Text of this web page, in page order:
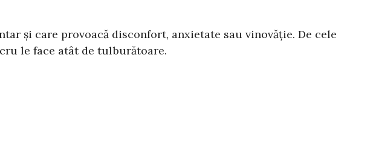
și care provoacă disconfort, anxietate sau vinovăție. De cele
le face atât de tulburătoare.